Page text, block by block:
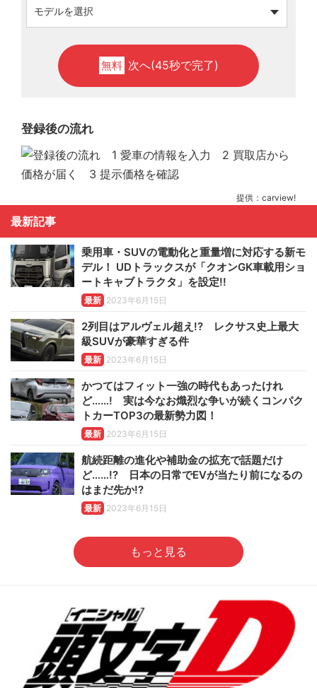
無料 次へ(45秒で完了)
登録後の流れ
提供：carview!
最新記事
乗用車・SUVの電動化と重量増に対応する新モ
デル！ UDトラックスが「クオンGK車載用ショ
ートキャブトラクタ」を設定!!
最新 2023年6月15日
2列目はアルヴェル超え!? レクサス史上最大
級SUVが豪華すぎる件
最新 2023年6月15日
かつてはフィット一強の時代もあったけれ
ど……! 実は今なお熾烈な争いが続くコンパク
トカーTOP3の最新勢力図！
最新 2023年6月15日
航続距離の進化や補助金の拡充で話題だけ
ど……!? 日本の日常でEVが当たり前になるの
はまだ先か!?
最新 2023年6月15日
もっと見る